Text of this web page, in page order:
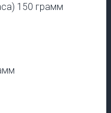
150 грамм